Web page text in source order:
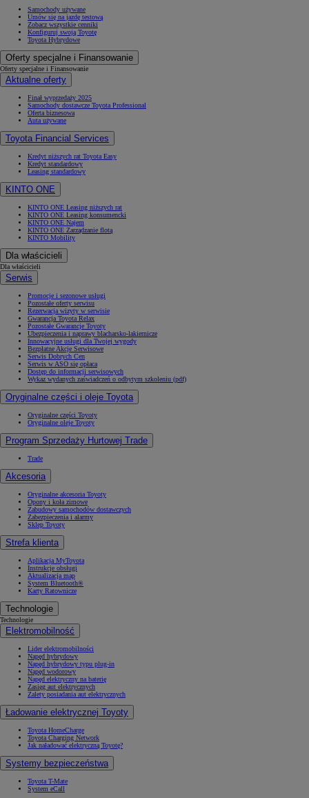
Samochody używane
Umów się na jazdę testową
Zobacz wszystkie cenniki
Konfiguruj swoją Toyotę
Toyota Hybrydowe
Oferty specjalne i Finansowanie
Oferty specjalne i Finansowanie
Aktualne oferty
Finał wyprzedaży 2025
Samochody dostawcze Toyota Professional
Oferta biznesowa
Auta używane
Toyota Financial Services
Kredyt niższych rat Toyota Easy
Kredyt standardowy
Leasing standardowy
KINTO ONE
KINTO ONE Leasing niższych rat
KINTO ONE Leasing konsumencki
KINTO ONE Najem
KINTO ONE Zarządzanie flotą
KINTO Mobility
Dla właścicieli
Dla właścicieli
Serwis
Promocje i sezonowe usługi
Pozostałe oferty serwisu
Rezerwacja wizyty w serwisie
Gwarancja Toyota Relax
Pozostałe Gwarancje Toyoty
Ubezpieczenia i naprawy blacharsko-lakiernicze
Innowacyjne usługi dla Twojej wygody
Bezpłatne Akcje Serwisowe
Serwis Dobrych Cen
Serwis w ASO się opłaca
Dostęp do informacji serwisowych
Wykaz wydanych zaświadczeń o odbytym szkoleniu (pdf)
Oryginalne części i oleje Toyota
Oryginalne części Toyoty
Oryginalne oleje Toyoty
Program Sprzedaży Hurtowej Trade
Trade
Akcesoria
Oryginalne akcesoria Toyoty
Opony i koła zimowe
Zabudowy samochodów dostawczych
Zabezpieczenia i alarmy
Sklep Toyoty
Strefa klienta
Aplikacja MyToyota
Instrukcje obsługi
Aktualizacja map
System Bluetooth®
Karty Ratownicze
Technologie
Technologie
Elektromobilność
Lider elektromobilności
Napęd hybrydowy
Napęd hybrydowy typu plug-in
Napęd wodorowy
Napęd elektryczny na baterię
Zasięg aut elektrycznych
Zalety posiadania aut elektrycznych
Ładowanie elektrycznej Toyoty
Toyota HomeCharge
Toyota Charging Network
Jak naładować elektryczną Toyotę?
Systemy bezpieczeństwa
Toyota T-Mate
System eCall